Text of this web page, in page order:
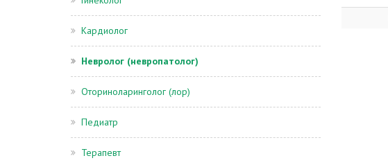
Кардиолог
Невролог (невропатолог)
Оториноларинголог (лор)
Педиатр
Терапевт